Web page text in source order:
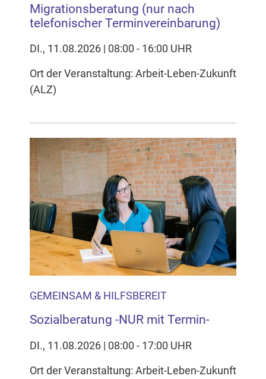
Migrationsberatung (nur nach
telefonischer Terminvereinbarung)
DI., 11.08.2026 | 08:00 - 16:00 UHR
Ort der Veranstaltung: Arbeit-Leben-Zukunft
(ALZ)
GEMEINSAM & HILFSBEREIT
Sozialberatung -NUR mit Termin-
DI., 11.08.2026 | 08:00 - 17:00 UHR
Ort der Veranstaltung: Arbeit-Leben-Zukunft